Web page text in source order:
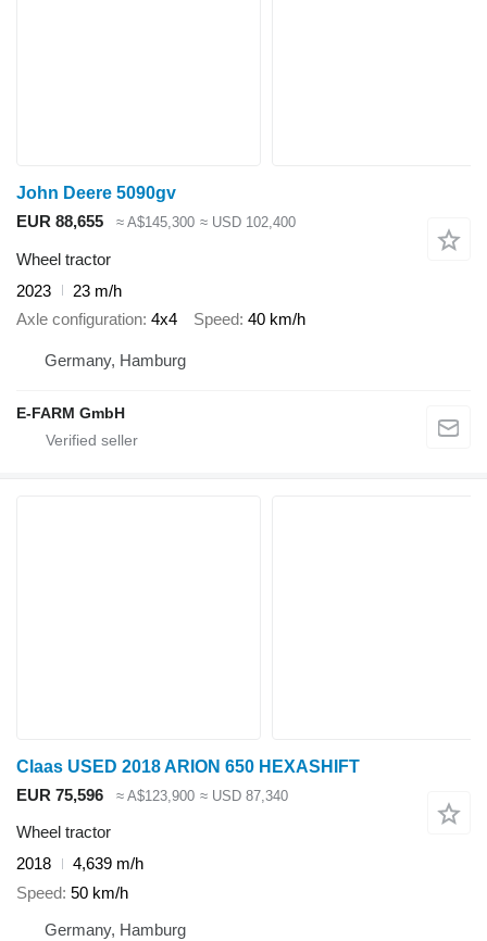
John Deere 5090gv
EUR 88,655
≈ A$145,300 ≈ USD 102,400
Wheel tractor
2023
23 m/h
Axle configuration 4x4 Speed 40 km/h
Germany, Hamburg
E-FARM GmbH
Claas USED 2018 ARION 650 HEXASHIFT
EUR 75,596
≈ A$123,900 ≈ USD 87,340
Wheel tractor
2018
4,639 m/h
Speed 50 km/h
Germany, Hamburg